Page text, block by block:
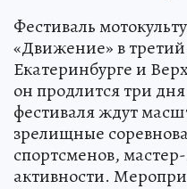
Фестиваль
«Движение» в
Екатеринбурге и
он продлится три
фестиваля ждут
зрелищные
спортсменов,
активности.